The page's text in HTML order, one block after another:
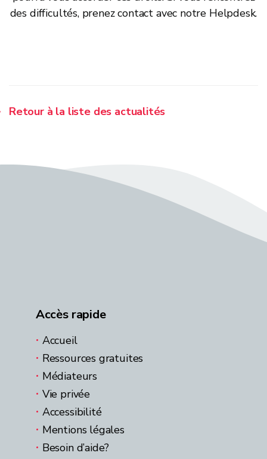
des difficultés, prenez contact avec notre Helpdesk.
Retour à la liste des actualités
Accès rapide
Accueil
Ressources gratuites
Médiateurs
Vie privée
Accessibilité
Mentions légales
Besoin d’aide?